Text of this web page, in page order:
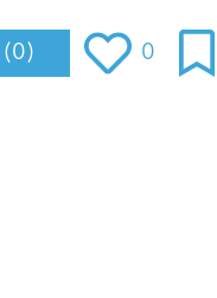
(0) 0